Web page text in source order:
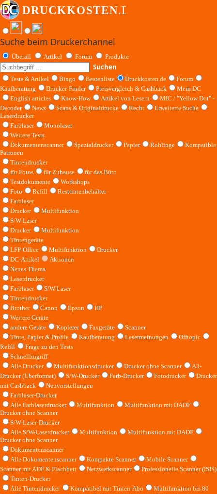
Suche beim Druckerchannel
Überall Artikel Forum Produkte
Suchen
Tests & Artikel Bingo Bestenliste Druckkosten.de
Forum
Kaufberatung
Drucker-Finder Preisvergleich & Cashback
Mein DC
English articles
Know-How Artikel von Lesern
MIC / "Yellow Dot" -
Decoder
News Scans & Originaldrucke Recht
Erweiterte Suche
Laserdrucker
Farblaser
Monolaser
Weitere Tests
Dokumentenscanner
Spezialdrucker Papier Rohlinge
Kompatible
Patronen
Tintendrucker
für Fotos
für Zuhause
für das Büro
Testdokumente
Workshops
Foto
Refill
Resttintenbehälter
Farblaser
Drucker
Multifunktion
S/W-Laser
Drucker
Multifunktion
Tintengeräte
LFP-Office
Multifunktion
Drucker
DC-Artikel
Aktionen
Neues Thema
Laserdrucker
Farblaser
S/W-Laser
Tintendrucker
Brother
Canon Epson
HP
Weitere Geräte
andere Geräte
Kopierer Faxgeräte
Scanner
Tinte, Papier & Profile
Kaufberatung Lesermeinungen
Offtopic
Refill
Frage zu den Tests
Schnellzugriff
Alle Drucker
Multifunktionsdrucker Drucker ohne Scanner
A3-
Drucker (Überformat)
S/W-Drucker Farb-Drucker Fotodrucker
Drucker
mit Cashback
Neuvorstellungen
Farblaser-Drucker
Alle Farblaserdrucker
Multifunktion
Multifunktion mit DADF
Drucker ohne Scanner
S/W-Laser-Drucker
Alle S/W-Laserdrucker
Multifunktion
Multifunktion mit DADF
Drucker ohne Scanner
Dokumentenscanner
Alle Dokumentenscanner
Kompakte Scanner
Mobile Scanner
Scanner mit ADF & Flachbett
Netzwerkscanner
Professionelle Scanner (ISIS)
Tinten-Drucker
Alle Tintendrucker
Kompatibel mit Tinten-Abo
Multifunktion bis 80